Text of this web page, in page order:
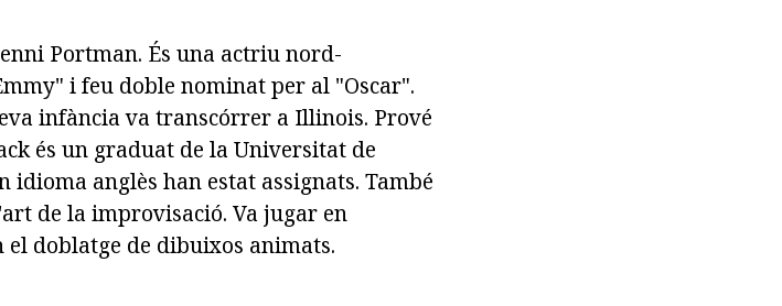
Portman. És una actriu nord-
i feu doble nominat per al "Oscar".
infància va transcórrer a Illinois. Prové
és un graduat de la Universitat de
anglès han estat assignats. També
de la improvisació. Va jugar en
doblatge de dibuixos animats.